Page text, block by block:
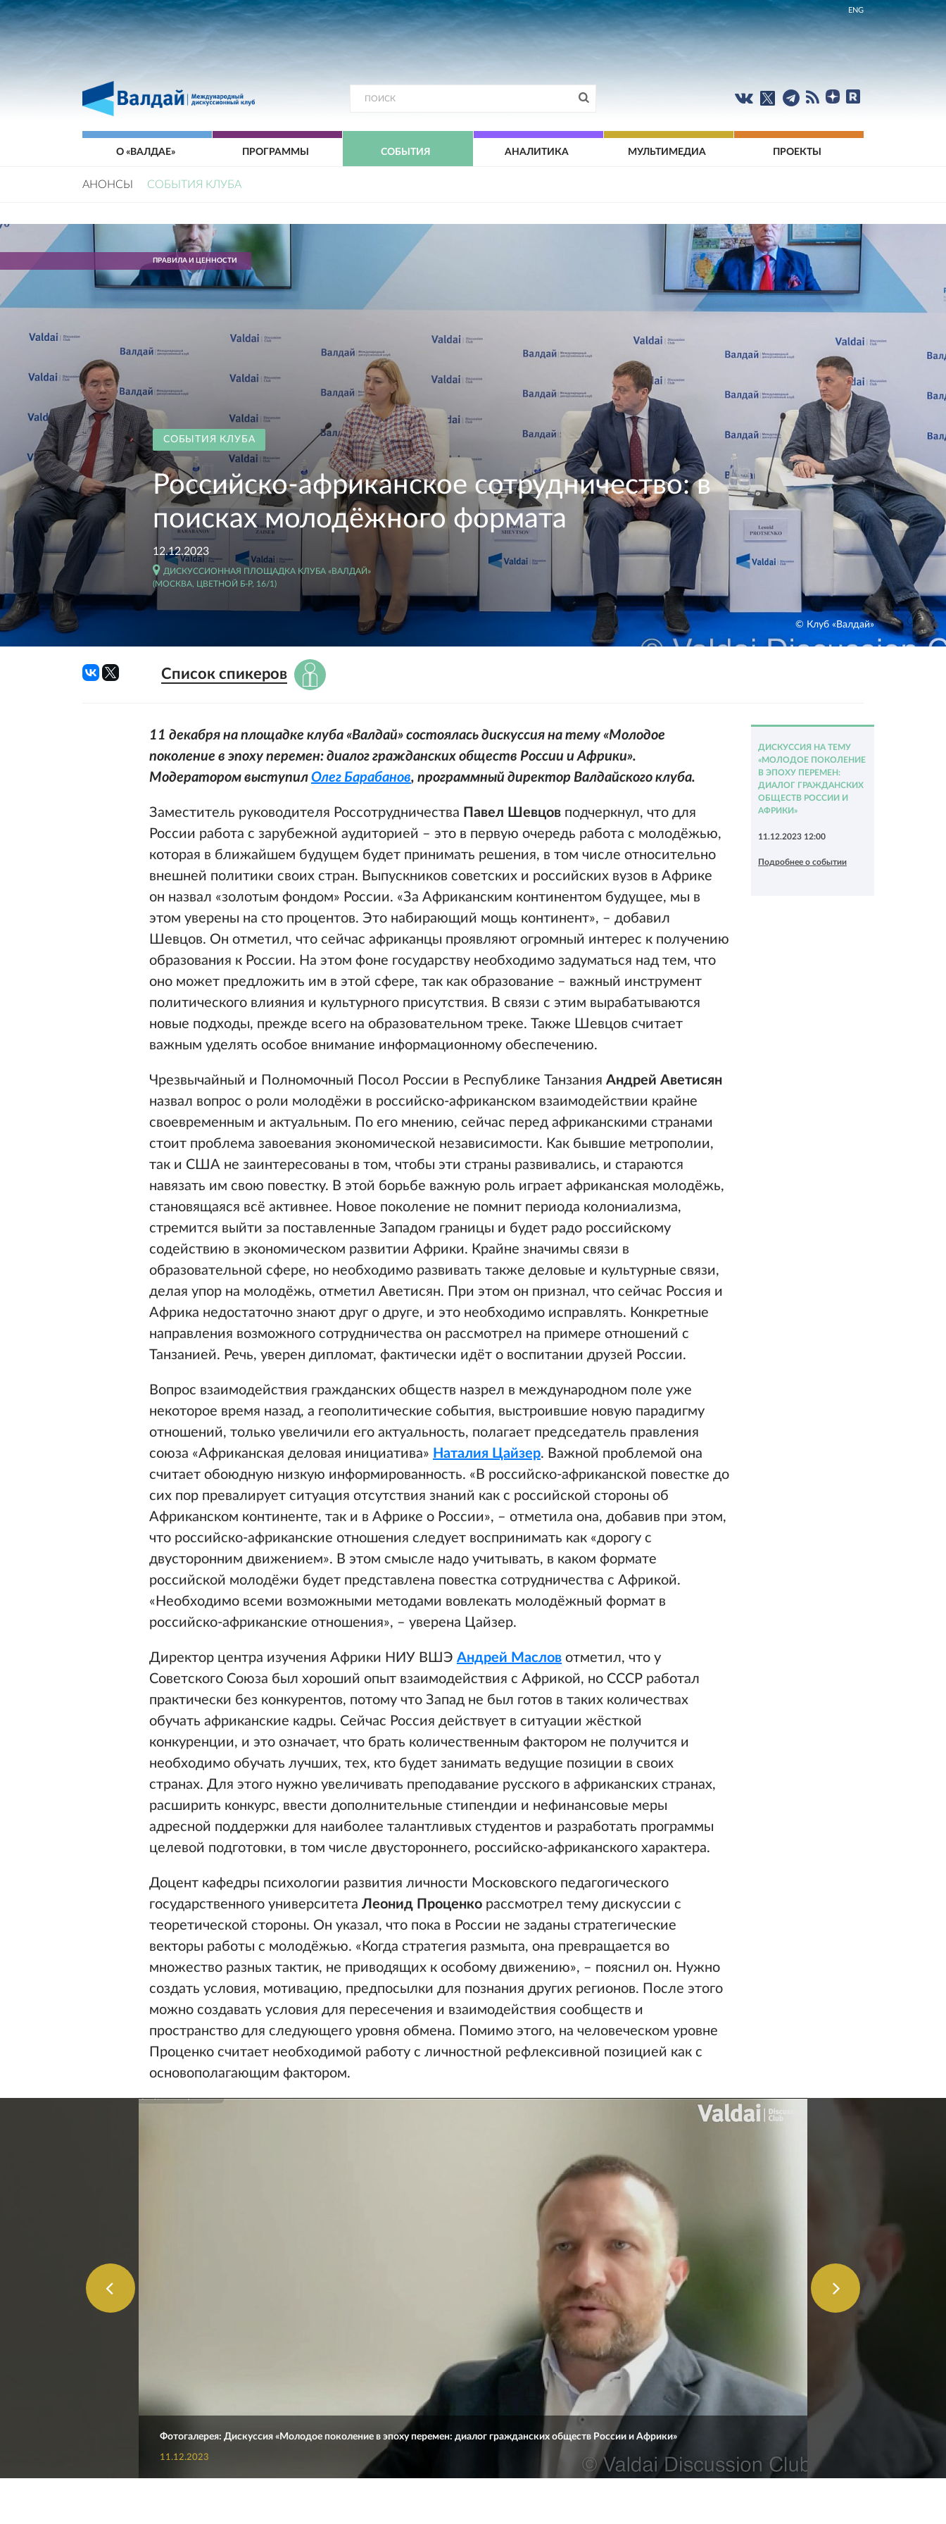
ENG
О «ВАЛДАЕ» ПРОГРАММЫ СОБЫТИЯ АНАЛИТИКА МУЛЬТИМЕДИА ПРОЕКТЫ
АНОНСЫ СОБЫТИЯ КЛУБА
ПРАВИЛА И ЦЕННОСТИ
СОБЫТИЯ КЛУБА
Российско-африканское сотрудничество: в
поисках молодёжного формата
12.12.2023
ДИСКУССИОННАЯ ПЛОЩАДКА КЛУБА «ВАЛДАЙ»
(МОСКВА, ЦВЕТНОЙ Б-Р, 16/1)
© Клуб «Валдай»
Список спикеров
11 декабря на площадке клуба «Валдай» состоялась дискуссия на тему «Молодое
поколение в эпоху перемен: диалог гражданских обществ России и Африки».
Модератором выступил Олег Барабанов, программный директор Валдайского клуба.
Заместитель руководителя Россотрудничества Павел Шевцов подчеркнул, что для
России работа с зарубежной аудиторией – это в первую очередь работа с молодёжью,
которая в ближайшем будущем будет принимать решения, в том числе относительно
внешней политики своих стран. Выпускников советских и российских вузов в Африке
он назвал «золотым фондом» России. «За Африканским континентом будущее, мы в
этом уверены на сто процентов. Это набирающий мощь континент», – добавил
Шевцов. Он отметил, что сейчас африканцы проявляют огромный интерес к получению
образования к России. На этом фоне государству необходимо задуматься над тем, что
оно может предложить им в этой сфере, так как образование – важный инструмент
политического влияния и культурного присутствия. В связи с этим вырабатываются
новые подходы, прежде всего на образовательном треке. Также Шевцов считает
важным уделять особое внимание информационному обеспечению.
Чрезвычайный и Полномочный Посол России в Республике Танзания Андрей Аветисян
назвал вопрос о роли молодёжи в российско-африканском взаимодействии крайне
своевременным и актуальным. По его мнению, сейчас перед африканскими странами
стоит проблема завоевания экономической независимости. Как бывшие метрополии,
так и США не заинтересованы в том, чтобы эти страны развивались, и стараются
навязать им свою повестку. В этой борьбе важную роль играет африканская молодёжь,
становящаяся всё активнее. Новое поколение не помнит периода колониализма,
стремится выйти за поставленные Западом границы и будет радо российскому
содействию в экономическом развитии Африки. Крайне значимы связи в
образовательной сфере, но необходимо развивать также деловые и культурные связи,
делая упор на молодёжь, отметил Аветисян. При этом он признал, что сейчас Россия и
Африка недостаточно знают друг о друге, и это необходимо исправлять. Конкретные
направления возможного сотрудничества он рассмотрел на примере отношений с
Танзанией. Речь, уверен дипломат, фактически идёт о воспитании друзей России.
Вопрос взаимодействия гражданских обществ назрел в международном поле уже
некоторое время назад, а геополитические события, выстроившие новую парадигму
отношений, только увеличили его актуальность, полагает председатель правления
союза «Африканская деловая инициатива» Наталия Цайзер. Важной проблемой она
считает обоюдную низкую информированность. «В российско-африканской повестке до
сих пор превалирует ситуация отсутствия знаний как с российской стороны об
Африканском континенте, так и в Африке о России», – отметила она, добавив при этом,
что российско-африканские отношения следует воспринимать как «дорогу с
двусторонним движением». В этом смысле надо учитывать, в каком формате
российской молодёжи будет представлена повестка сотрудничества с Африкой.
«Необходимо всеми возможными методами вовлекать молодёжный формат в
российско-африканские отношения», – уверена Цайзер.
Директор центра изучения Африки НИУ ВШЭ Андрей Маслов отметил, что у
Советского Союза был хороший опыт взаимодействия с Африкой, но СССР работал
практически без конкурентов, потому что Запад не был готов в таких количествах
обучать африканские кадры. Сейчас Россия действует в ситуации жёсткой
конкуренции, и это означает, что брать количественным фактором не получится и
необходимо обучать лучших, тех, кто будет занимать ведущие позиции в своих
странах. Для этого нужно увеличивать преподавание русского в африканских странах,
расширить конкурс, ввести дополнительные стипендии и нефинансовые меры
адресной поддержки для наиболее талантливых студентов и разработать программы
целевой подготовки, в том числе двустороннего, российско-африканского характера.
Доцент кафедры психологии развития личности Московского педагогического
государственного университета Леонид Проценко рассмотрел тему дискуссии с
теоретической стороны. Он указал, что пока в России не заданы стратегические
векторы работы с молодёжью. «Когда стратегия размыта, она превращается во
множество разных тактик, не приводящих к особому движению», – пояснил он. Нужно
создать условия, мотивацию, предпосылки для познания других регионов. После этого
можно создавать условия для пересечения и взаимодействия сообществ и
пространство для следующего уровня обмена. Помимо этого, на человеческом уровне
Проценко считает необходимой работу с личностной рефлексивной позицией как с
основополагающим фактором.
ДИСКУССИЯ НА ТЕМУ
«МОЛОДОЕ ПОКОЛЕНИЕ
В ЭПОХУ ПЕРЕМЕН:
ДИАЛОГ ГРАЖДАНСКИХ
ОБЩЕСТВ РОССИИ И
АФРИКИ»
11.12.2023 12:00
Подробнее о событии
Фотогалерея: Дискуссия «Молодое поколение в эпоху перемен: диалог гражданских обществ России и Африки»
11.12.2023 Андрей Маслов © Клуб